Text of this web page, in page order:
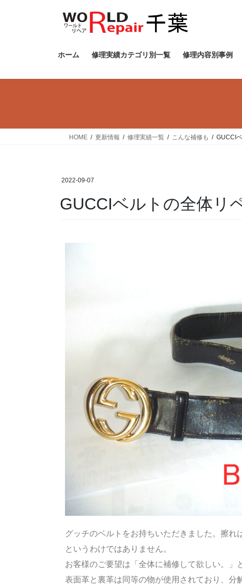
ホーム 修理実績カテゴリ別一覧 修理内容別事例
HOME 更新情報 修理実績一覧 こんな補修も GUCCI
2022-09-07
GUCCIベルトの全体リ
グッチのベルトをお持ちいただきました。擦
というわけではありません。
お客様のご要望は「全体に補修して欲しい。」
表面革と裏革は同等の物が使用されており、分